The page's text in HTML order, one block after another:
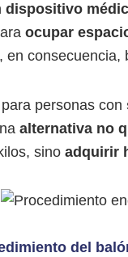
dispositivo
ocupar
en
personas con
alternativa no
sino adquirir
del